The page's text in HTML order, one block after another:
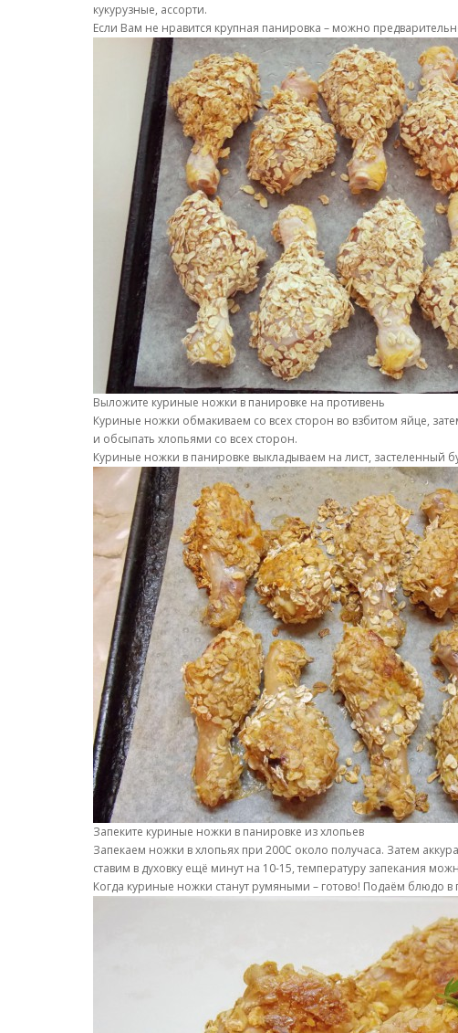
кукурузные, ассорти.
Если Вам не нравится крупная панировка – можно
Выложите куриные ножки в панировке на противень
Куриные ножки обмакиваем со всех сторон во взбитом яйце,
и обсыпать хлопьями со всех сторон.
Куриные ножки в панировке выкладываем на лист, застеленный
Запеките куриные ножки в панировке из хлопьев
Запекаем ножки в хлопьях при 200С около получаса. Затем
ставим в духовку ещё минут на 10-15, температуру запекания
Когда куриные ножки станут румяными – готово! Подаём блюдо